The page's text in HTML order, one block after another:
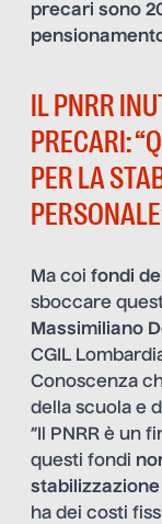
precari sono
IL PNRR
PRECARI:
PER LA
Ma coi fondi
sboccare
Massimiliano
CGIL
Conoscenza
della scuola e
“Il PNRR è un
questi fondi
ha dei costi